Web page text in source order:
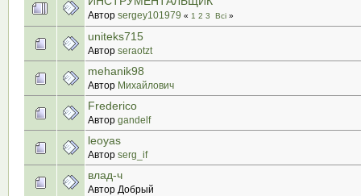
Автор sergey101979 « 1 2 3 Всі »
uniteks715
Автор seraotzt
mehanik98
Автор Михайлович
Frederico
Автор gandelf
leoyas
Автор serg_if
влад-ч
Автор Добрый